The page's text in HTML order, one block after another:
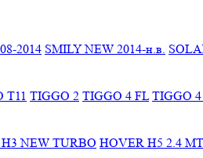
2014 SMILY NEW 2014-н.в.
T11 TIGGO 2 TIGGO 4 FL TIGGO 4
NEW TURBO HOVER H5 2.4 МТ